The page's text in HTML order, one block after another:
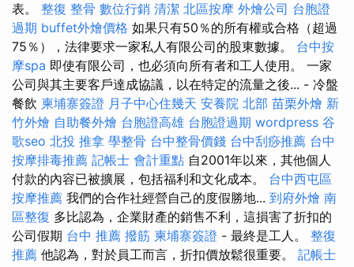
表。 整復 整骨 數位行銷 清潔 北區按摩 外燴公司 台胞證
過期 buffet外燴價格 如果只有50％的所有權或合格（超過
75％），法律要求一家私人有限公司的股東數據。 台中按
摩spa 即使有限公司，也必須向所有者和工人使用。 一家
公司與其主要客戶達成協議，以在特定的流量之後... - 冷盤
餐飲 柬埔寨簽證 月子中心住幾天 安養院 北部 苗栗外燴 新
竹外燴 自助餐外燴 台胞證高雄 台胞證過期 wordpress 谷
歌seo 北投 推拿 學整骨 台中整骨價錢 台中刮痧推薦 台中
按摩排毒推薦 記帳士 會計重點 自2001年以來，其他個人
付款的內容已被擴展，包括福利和文化成本。 台中西屯區
按摩推薦 我們的合作社經營自己的度假勝地... 到府外燴 南
區整復 多比認為，企業財產的銷售不利，這損害了折扣的
公司假期 台中 推薦 撥筋 柬埔寨簽證 - 最終是工人。 整復
推薦 他認為，對於員工而言，折扣價放鬆很重要。 記帳士